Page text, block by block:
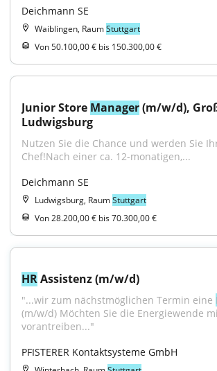
Deichmann SE
Waiblingen, RaumStuttgart
Von 50.100,00 € bis 150.300,00 €
Junior Store Manager (m/w/d),
Ludwigsburg
Nutzen Sie die Chance und werden Sie
Chef!Nach einer ca. 12-monatigen,...
Deichmann SE
Ludwigsburg, RaumStuttgart
Von 28.200,00 € bis 70.300,00 €
HR Assistenz (m/w/d)
"...wir zum nächstmöglichen Termin eine
(m/w/d) Möchten Sie die Energiewende mit
vorantreiben..."
PFISTERER Kontaktsysteme GmbH